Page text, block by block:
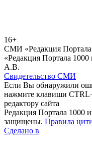
16+
СМИ «Редакция
«Редакция Портала
А.В.
Свидетельство СМИ
Если Вы обнаружили
нажмите клавиши
редактору сайта
Редакция Портала 1000
защищены. Правила
Сделано в